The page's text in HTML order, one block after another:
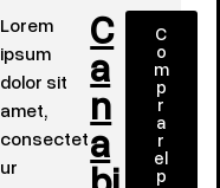
Lorem
ipsum
dolor sit
amet,
consectet
ur
C
a
n
a
C
o
m
p
r
a
r
el
p